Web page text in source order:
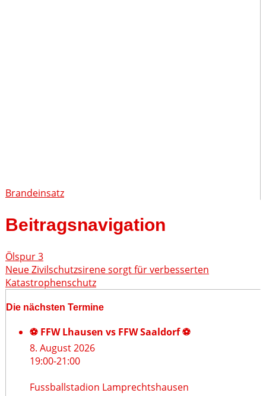
Brandeinsatz
Beitragsnavigation
Ölspur 3
Neue Zivilschutzsirene sorgt für verbesserten
Katastrophenschutz
Die nächsten Termine
⚽ FFW Lhausen vs FFW Saaldorf ⚽
8. August 2026
19:00-21:00
Fussballstadion Lamprechtshausen